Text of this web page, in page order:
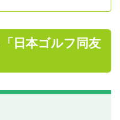
日本ゴルフ同友